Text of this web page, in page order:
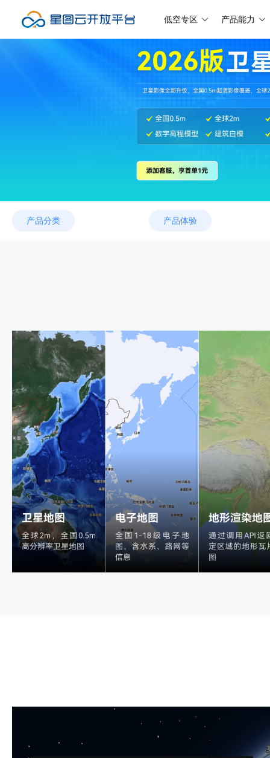
低空专区 产品能力
产品分类 产品体验